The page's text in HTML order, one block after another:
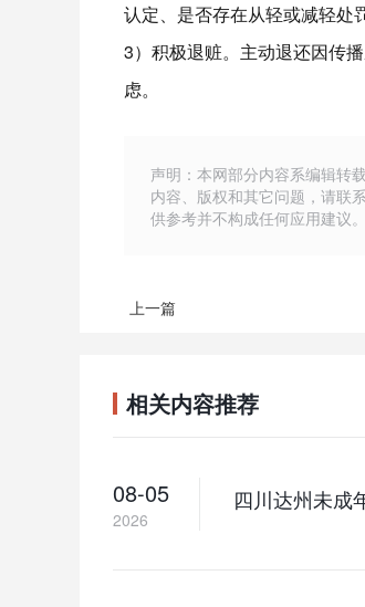
认定、是否存在从轻或减轻处
3）积极退赃。主动退还因传
虑。
声明：本网部分内容系编辑转
内容、版权和其它问题，请联
供参考并不构成任何应用建议
上一篇
相关内容推荐
08-05
2026
四川达州未成